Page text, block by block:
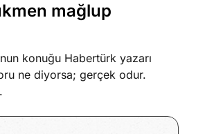
Yazılarımağlup
konuğu Habertürk yazarı
ne diyorsa; gerçek odur.